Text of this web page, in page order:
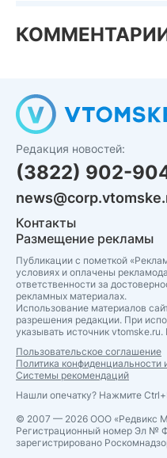
Редакция новостей:
(3822) 902-
Контакты
Размещение рекламы
Публикации с пометкой
условиях и оплачены
ответственности за
рекламных материалах.
Использование материалов
разрешения редакции. При
указывать источник
Пользовательское соглашение
Политика конфиденциальности
Системы рекомендаций
Нашли опечатку? Нажмите
© 2007 — 2026 ООО «Редвикс
Регистрационный номер Эл №
зарегистрировано